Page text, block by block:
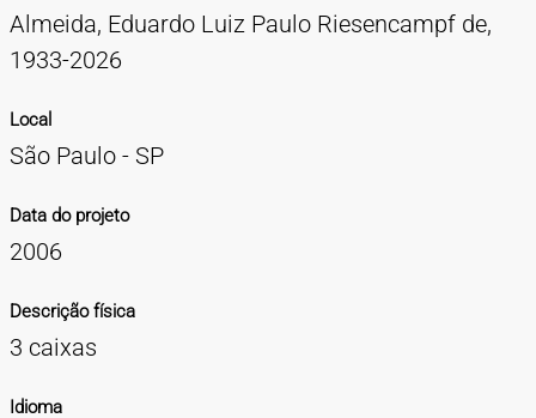
Almeida, Eduardo Luiz Paulo Riesencampf de,
1933-2026
Local
São Paulo - SP
Data do projeto
2006
Descrição física
3 caixas
Idioma